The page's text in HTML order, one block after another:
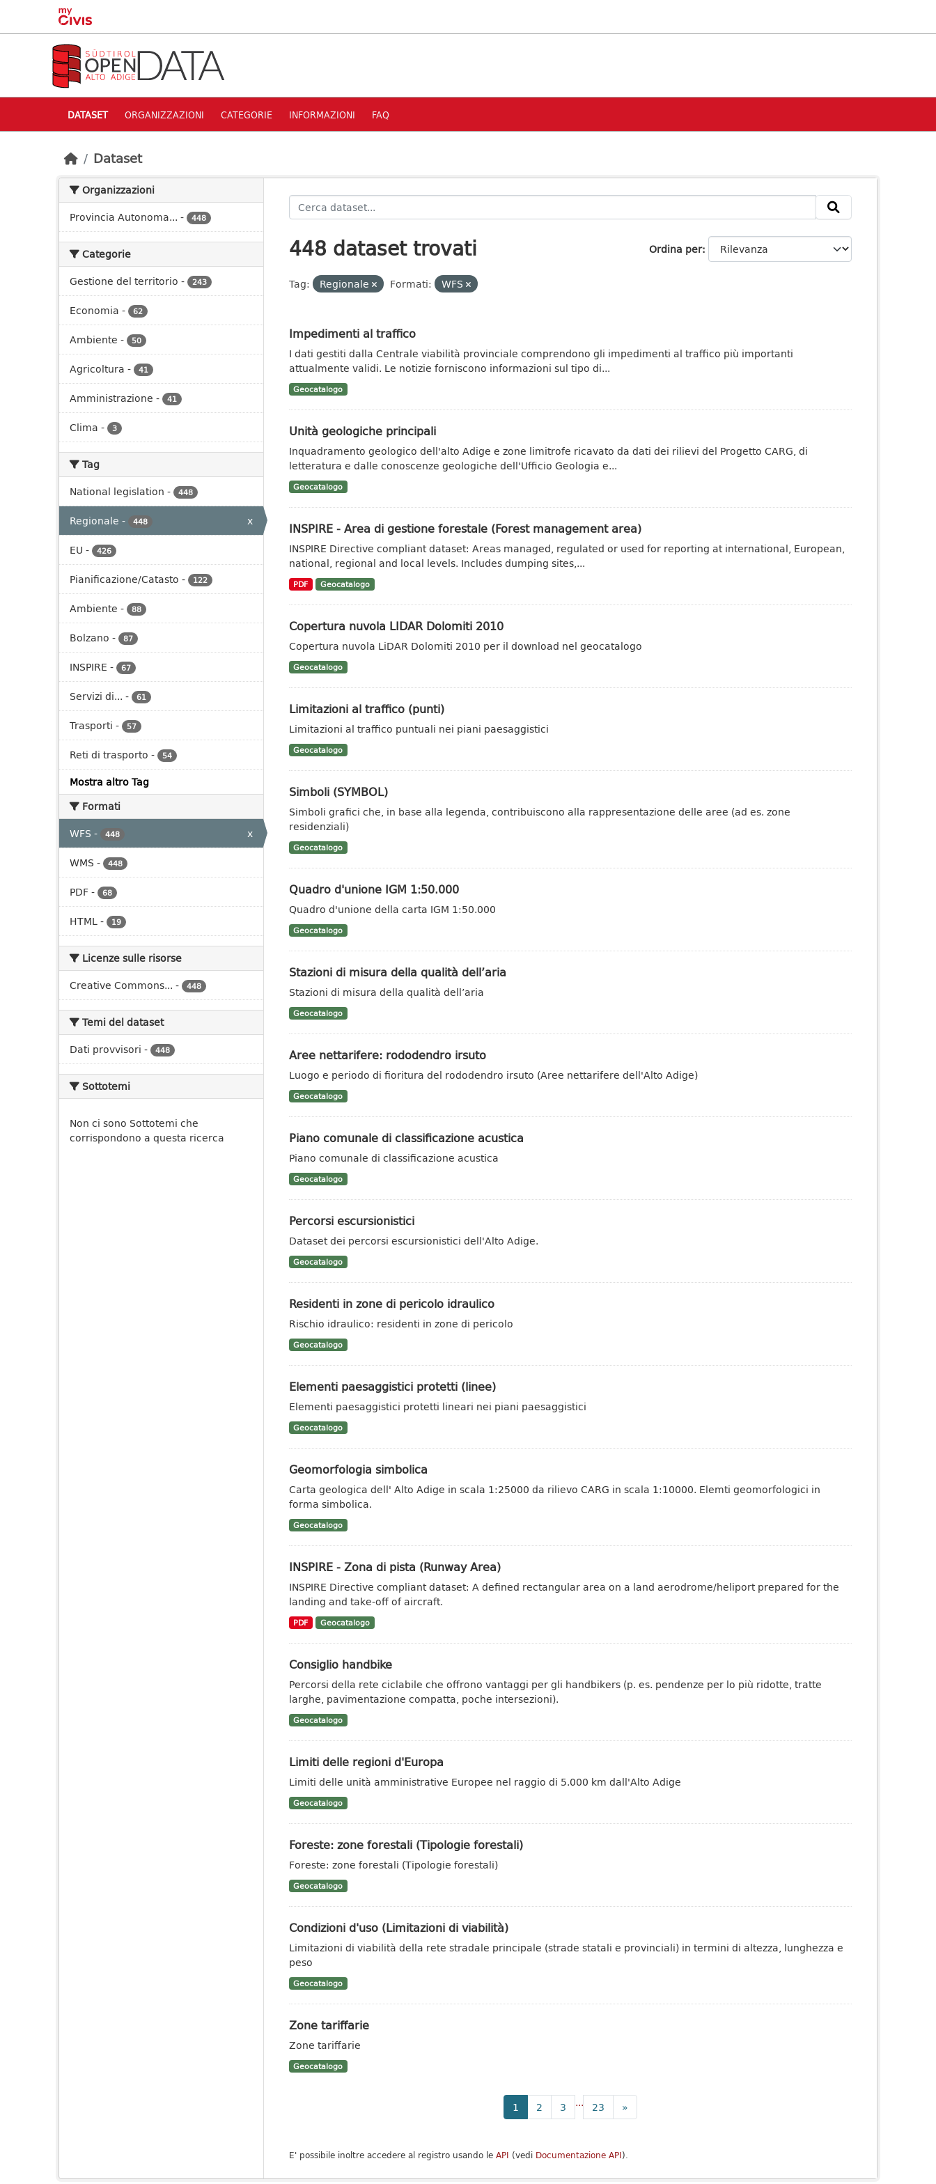
Skip to main content
DATASET ORGANIZZAZIONI CATEGORIE INFORMAZIONI FAQ
Dataset
Organizzazioni
Provincia Autonoma... - 448
Categorie
Gestione del territorio - 243
Economia - 62
Ambiente - 50
Agricoltura - 41
Amministrazione - 41
Clima - 3
Tag
National legislation - 448
Regionale - 448
x
EU - 426
Pianificazione/Catasto - 122
Ambiente - 88
Bolzano - 87
INSPIRE - 67
Servizi di... - 61
Trasporti - 57
Reti di trasporto - 54
Mostra altro Tag
Formati
WFS - 448
x
WMS - 448
PDF- 68
HTML- 19
Licenze sulle risorse
Creative Commons... - 448
Temi del dataset
Dati provvisori - 448
Sottotemi
Non ci sono Sottotemi che
corrispondono a questa ricerca
Ordina per
448 dataset trovati
Tag: Regionale Formati: WFS
Impedimenti al traffico
I dati gestiti dalla Centrale viabilità provinciale comprendono gli impedimenti al traffico più importanti
attualmente validi. Le notizie forniscono informazioni sul tipo di...
Geocatalogo
Unità geologiche principali
Inquadramento geologico dell'alto Adige e zone limitrofe ricavato da dati dei rilievi del Progetto CARG, di
letteratura e dalle conoscenze geologiche dell'Ufficio Geologia e...
Geocatalogo
INSPIRE - Area di gestione forestale (Forest management area)
INSPIRE Directive compliant dataset: Areas managed, regulated or used for reporting at international, European,
national, regional and local levels. Includes dumping sites,...
PDF Geocatalogo
Copertura nuvola LIDAR Dolomiti 2010
Copertura nuvola LiDAR Dolomiti 2010 per il download nel geocatalogo
Geocatalogo
Limitazioni al traffico (punti)
Limitazioni al traffico puntuali nei piani paesaggistici
Geocatalogo
Simboli (SYMBOL)
Simboli grafici che, in base alla legenda, contribuiscono alla rappresentazione delle aree (ad es. zone
residenziali)
Geocatalogo
Quadro d'unione IGM 1:50.000
Quadro d'unione della carta IGM 1:50.000
Geocatalogo
Stazioni di misura della qualità dell’aria
Stazioni di misura della qualità dell’aria
Geocatalogo
Aree nettarifere: rododendro irsuto
Luogo e periodo di fioritura del rododendro irsuto (Aree nettarifere dell'Alto Adige)
Geocatalogo
Piano comunale di classificazione acustica
Piano comunale di classificazione acustica
Geocatalogo
Percorsi escursionistici
Dataset dei percorsi escursionistici dell'Alto Adige.
Geocatalogo
Residenti in zone di pericolo idraulico
Rischio idraulico: residenti in zone di pericolo
Geocatalogo
Elementi paesaggistici protetti (linee)
Elementi paesaggistici protetti lineari nei piani paesaggistici
Geocatalogo
Geomorfologia simbolica
Carta geologica dell' Alto Adige in scala 1:25000 da rilievo CARG in scala 1:10000. Elemti geomorfologici in
forma simbolica.
Geocatalogo
INSPIRE - Zona di pista (Runway Area)
INSPIRE Directive compliant dataset: A defined rectangular area on a land aerodrome/heliport prepared for the
landing and take-off of aircraft.
PDF Geocatalogo
Consiglio handbike
Percorsi della rete ciclabile che offrono vantaggi per gli handbikers (p. es. pendenze per lo più ridotte, tratte
larghe, pavimentazione compatta, poche intersezioni).
Geocatalogo
Limiti delle regioni d'Europa
Limiti delle unità amministrative Europee nel raggio di 5.000 km dall'Alto Adige
Geocatalogo
Foreste: zone forestali (Tipologie forestali)
Foreste: zone forestali (Tipologie forestali)
Geocatalogo
Condizioni d'uso (Limitazioni di viabilità)
Limitazioni di viabilità della rete stradale principale (strade statali e provinciali) in termini di altezza, lunghezza e
peso
Geocatalogo
Zone tariffarie
Zone tariffarie
Geocatalogo
1 2 3 ... 23 »
E' possibile inoltre accedere al registro usando le API (vedi Documentazione API).